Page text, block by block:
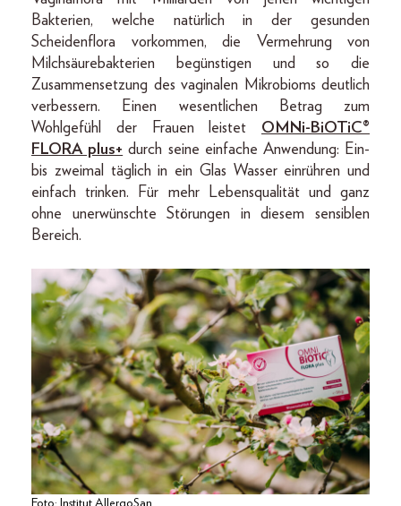
Bakterien, welche natürlich in der gesunden
Scheidenflora vorkommen, die Vermehrung von
Milchsäurebakterien begünstigen und so die
Zusammensetzung des vaginalen Mikrobioms deutlich
verbessern. Einen wesentlichen Betrag zum
Wohlgefühl der Frauen leistet OMNi-BiOTiC®
FLORA plus+ durch seine einfache Anwendung: Ein-
bis zweimal täglich in ein Glas Wasser einrühren und
einfach trinken. Für mehr Lebensqualität und ganz
ohne unerwünschte Störungen in diesem sensiblen
Bereich.
Foto: Institut AllergoSan